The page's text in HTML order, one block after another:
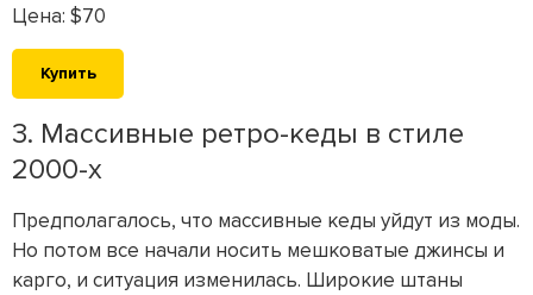
Цена: $70
Купить
3. Массивные ретро-кеды в стиле
2000-х
Предполагалось, что массивные кеды уйдут из моды.
Но потом все начали носить мешковатые джинсы и
карго, и ситуация изменилась. Широкие штаны